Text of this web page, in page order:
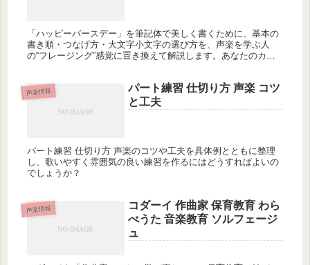
「ハッピーバースデー」を筆記体で美しく書くために、基本の
書き順・つなげ方・大文字小文字の選び方を、声楽を学ぶ人
の“フレージング”感覚に置き換えて解説します。あなたのカー
声楽情報
パート練習 仕切り方 声楽 コツ
と工夫
パート練習 仕切り方 声楽のコツや工夫を具体例とともに整理
し、歌いやすく雰囲気の良い練習を作るにはどうすればよいの
でしょうか？
声楽情報
コダーイ 作曲家 保育教育 わら
べうた 音楽教育 ソルフェージ
ュ